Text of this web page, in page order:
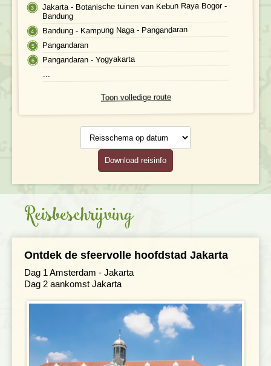
Geldzaken
Maaltijden
Gezondheid
Reisbegeleiding en gidsen
Jakarta - Botanische tuinen van Kebun Raya Bogor -
Bandung
Bandung - Kampung Naga - Pangandaran
Pangandaran
Pangandaran - Yogyakarta
...
Toon volledige route
op datum
Download reisinfo
Reisbeschrijving
Ontdek de sfeervolle hoofdstad Jakarta
Dag 1 Amsterdam - Jakarta
Dag 2 aankomst Jakarta